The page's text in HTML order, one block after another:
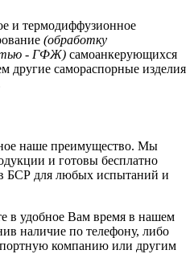
и термодиффузионное
(обработку
- ГФЖ) самоанкерующихся
другие самораспорные изделия
наше преимущество. Мы
и готовы бесплатно
БСР для любых испытаний и
в удобное Вам время в нашем
наличие по телефону, либо
компанию или другим